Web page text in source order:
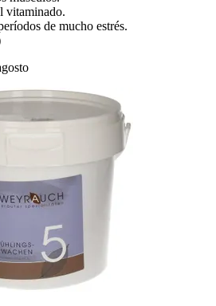
vitaminado.
de mucho estrés.